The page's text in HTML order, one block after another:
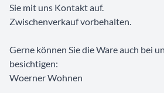
Sie mit uns Kontakt auf.
Zwischenverkauf vorbehalten.
Gerne können Sie die Ware auch bei
besichtigen:
Woerner Wohnen